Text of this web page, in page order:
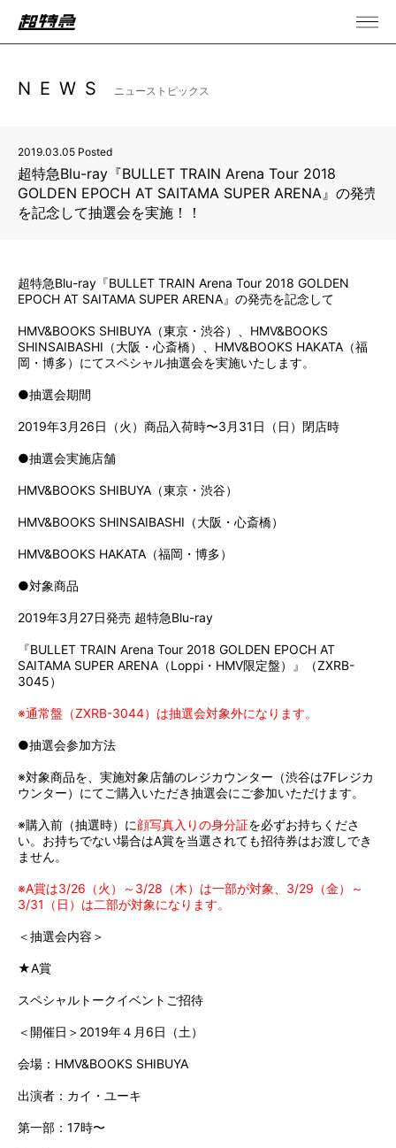
NEWS ニューストピックス
2019.03.05 Posted
超特急Blu-ray『BULLET TRAIN Arena Tour 2018
GOLDEN EPOCH AT SAITAMA SUPER ARENA』の発売
を記念して抽選会を実施！！
超特急Blu-ray『BULLET TRAIN Arena Tour 2018 GOLDEN
EPOCH AT SAITAMA SUPER ARENA』の発売を記念して
HMV&BOOKS SHIBUYA（東京・渋谷）、HMV&BOOKS
SHINSAIBASHI（大阪・心斎橋）、HMV&BOOKS HAKATA（福
岡・博多）にてスペシャル抽選会を実施いたします。
●抽選会期間
2019年3月26日（火）商品入荷時〜3月31日（日）閉店時
●抽選会実施店舗
HMV&BOOKS SHIBUYA（東京・渋谷）
HMV&BOOKS SHINSAIBASHI（大阪・心斎橋）
HMV&BOOKS HAKATA（福岡・博多）
●対象商品
2019年3月27日発売 超特急Blu-ray
『BULLET TRAIN Arena Tour 2018 GOLDEN EPOCH AT
SAITAMA SUPER ARENA（Loppi・HMV限定盤）』（ZXRB-
3045）
※通常盤（ZXRB-3044）は抽選会対象外になります。
●抽選会参加方法
※対象商品を、実施対象店舗のレジカウンター（渋谷は7Fレジカ
ウンター）にてご購入いただき抽選会にご参加いただけます。
※購入前（抽選時）に顔写真入りの身分証を必ずお持ちくださ
い。お持ちでない場合はA賞を当選されても招待券はお渡しでき
ません。
※A賞は3/26（火）～3/28（木）は一部が対象、3/29（金）～
3/31（日）は二部が対象になります。
＜抽選会内容＞
★A賞
スペシャルトークイベントご招待
＜開催日＞2019年４月6日（土）
会場：HMV&BOOKS SHIBUYA
出演者：カイ・ユーキ
第一部：17時〜